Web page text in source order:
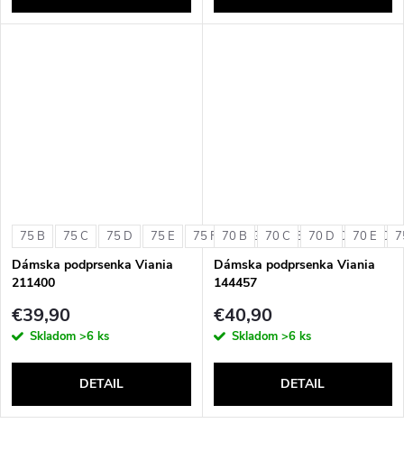
75 B 75 C 75 D 75 E 75 F 75 G 80 B 80 C 80 D
Dámska podprsenka Viania
211400
€39,90
Skladom >6 ks
DETAIL
70 B 70 C 70 D 70 E
Dámska podprsenka Viania
144457
€40,90
Skladom >6 ks
DETAIL